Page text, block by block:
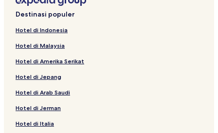
Destinasi populer
Hotel di Indonesia
Hotel di Malaysia
Hotel di Amerika Serikat
Hotel di Jepang
Hotel di Arab Saudi
Hotel di Jerman
Hotel di Italia